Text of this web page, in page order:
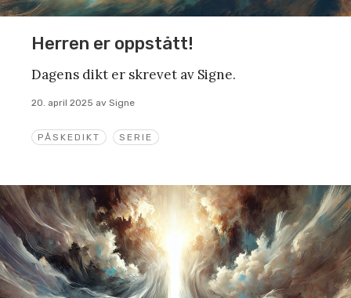
PÅSKEDIKT SERIE
Herren er oppstått!
Dagens dikt er skrevet av Signe.
20. april 2025 av Signe